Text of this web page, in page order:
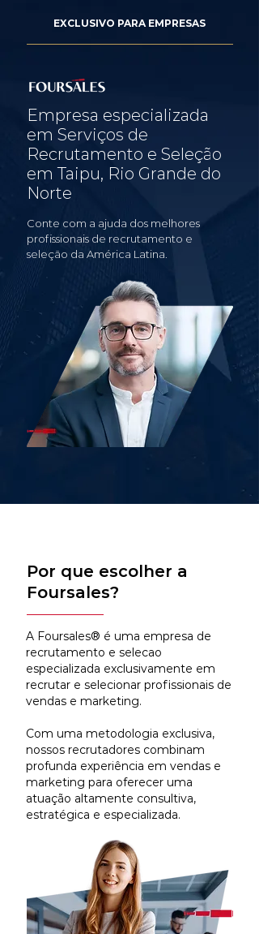
EXCLUSIVO PARA EMPRESAS
Empresa especializada
em Serviços de
Recrutamento e Seleção
em Taipu, Rio Grande do
Norte
Conte com a ajuda dos melhores
profissionais de recrutamento e
seleção da América Latina.
Por que escolher a
Foursales?
A Foursales® é uma empresa de
recrutamento e selecao
especializada exclusivamente em
recrutar e selecionar profissionais de
vendas e marketing.
Com uma metodologia exclusiva,
nossos recrutadores combinam
profunda experiência em vendas e
marketing para oferecer uma
atuação altamente consultiva,
estratégica e especializada.